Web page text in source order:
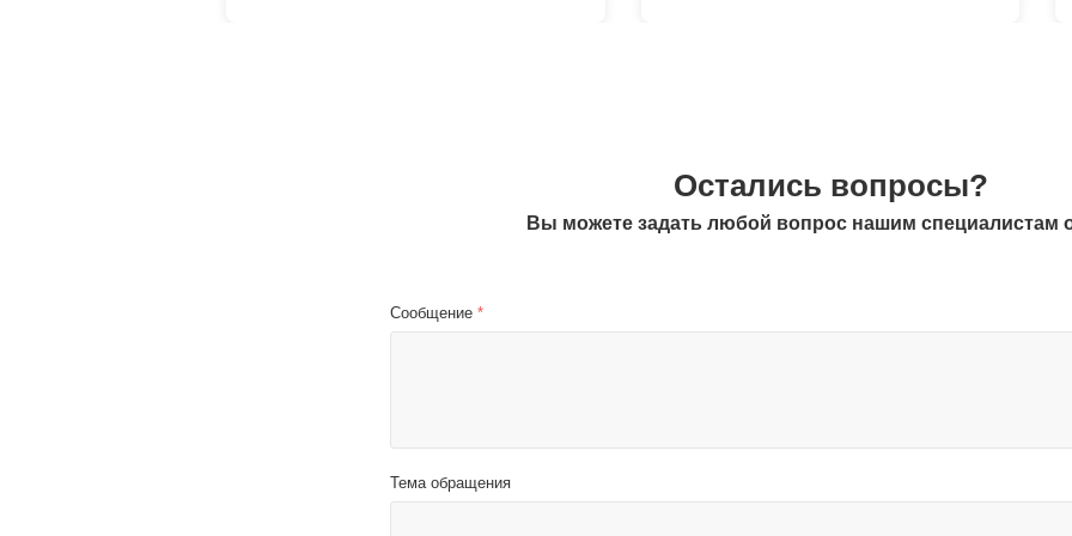
Остались вопросы?
Вы можете задать любой вопрос нашим специалистам
Сообщение *
Тема обращения